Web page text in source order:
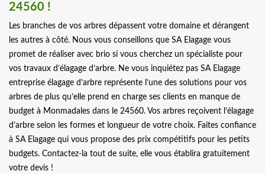
24560 !
Les branches de vos arbres dépassent votre domaine et dérangent
les autres à côté. Nous vous conseillons que SA Elagage vous
promet de réaliser avec brio si vous cherchez un spécialiste pour
vos travaux d’élagage d’arbre. Ne vous inquiétez pas SA Elagage
entreprise élagage d’arbre représente l’une des solutions pour vos
arbres de plus qu’elle prend en charge ses clients en manque de
budget à Monmadales dans le 24560. Vos arbres reçoivent l’élagage
d’arbre selon les formes et longueur de votre choix. Faites confiance
à SA Elagage qui vous propose des prix compétitifs pour les petits
budgets. Contactez-la tout de suite, elle vous établira gratuitement
votre devis !